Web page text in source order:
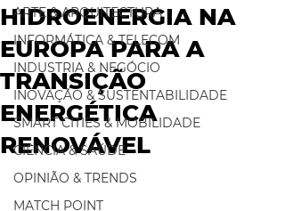
ARTE & ARQUITECTURA
INFORMÁTICA & TELECOM
INDUSTRIA & NEGÓCIO
INOVAÇÃO & SUSTENTABILIDADE
SMART CITIES & MOBILIDADE
CIÊNCIA & SAÚDE
OPINIÃO & TRENDS
MATCH POINT
HIDROENERGIA NA
EUROPA PARA A
TRANSIÇÃO
ENERGÉTICA
RENOVÁVEL